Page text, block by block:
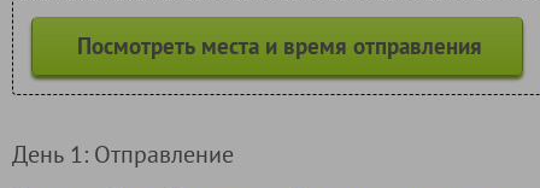
Посмотреть места и время отправления
День 1: Отправление